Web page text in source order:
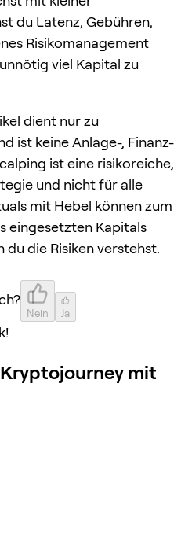
du Latenz, Gebühren,
Risikomanagement
viel Kapital zu
dient nur zu
ist keine Anlage-, Finanz-
ist eine risikoreiche,
und nicht für alle
mit Hebel können zum
eingesetzten Kapitals
du die Risiken verstehst.
Nein Ja
mit